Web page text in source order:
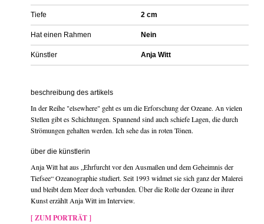
Tiefe 2 cm
Hat einen Rahmen Nein
Künstler Anja Witt
beschreibung des artikels
In der Reihe "elsewhere" geht es um die Erforschung der Ozeane. An vielen
Stellen gibt es Schichtungen. Spannend sind auch schiefe Lagen, die durch
Strömungen gehalten werden. Ich sehe das in roten Tönen.
über die künstlerin
Anja Witt hat aus „Ehrfurcht vor den Ausmaßen und dem Geheimnis der
Tiefsee“ Ozeanographie studiert. Seit 1993 widmet sie sich ganz der Malerei
und bleibt dem Meer doch verbunden. Über die Rolle der Ozeane in ihrer
Kunst erzählt Anja Witt im Interview.
[ ZUM PORTRÄT ]